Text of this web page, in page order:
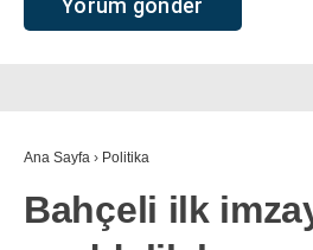
Ana Sayfa › Politika
Bahçeli ilk